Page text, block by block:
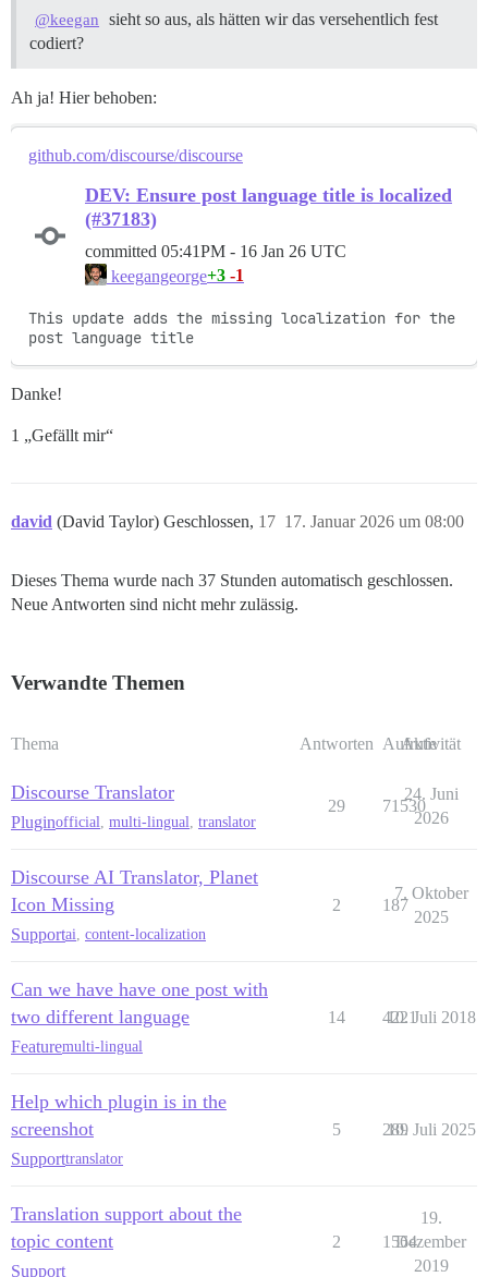
@keegan
sieht so aus, als hätten wir das versehentlich fest
codiert?
Ah ja! Hier behoben:
github.com/discourse/discourse
DEV: Ensure post language title is localized
(#37183)
committed 05:41PM - 16 Jan 26 UTC
keegangeorge+3 -1
This update adds the missing localization for the
post language title
Danke!
1 „Gefällt mir“
david (David Taylor) Geschlossen, 17. Januar 2026 um 08:00
17
Dieses Thema wurde nach 37 Stunden automatisch geschlossen.
Neue Antworten sind nicht mehr zulässig.
Verwandte Themen
Thema Antworten Aufrufe
Aktivität
Discourse Translator
Pluginofficial, multi-lingual, translator
29 71530
24. Juni
2026
Discourse AI Translator, Planet
Icon Missing
Supportai, content-localization
2 187
7. Oktober
2025
Can we have have one post with
two different language
Featuremulti-lingual
14 4221
10. Juli 2018
Help which plugin is in the
screenshot
Supporttranslator
5 289
10. Juli 2025
Translation support about the
topic content
Support
2 1564
19.
Dezember
2019